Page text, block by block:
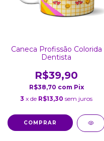
Caneca Profissão Colorida
Dentista
R$39,90
R$38,70 com Pix
3 x de R$13,30 sem juros
COMPRAR